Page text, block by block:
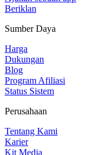
Beriklan
Sumber Daya
Harga
Dukungan
Blog
Program Afiliasi
Status Sistem
Perusahaan
Tentang Kami
Karier
Kit Media